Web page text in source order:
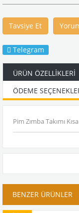
Tavsiye Et
Telegram
ÜRÜN ÖZELLIKLERI
ÖDEME
Pim Zımba Takımı
BENZER ÜRÜNLER